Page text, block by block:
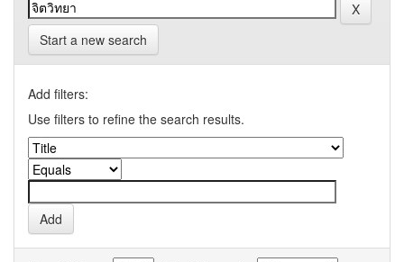
Start a new search
Add filters:
Use filters to refine the search results.